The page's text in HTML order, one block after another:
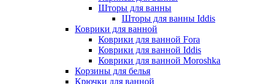
Шторы для ванны
Шторы для ванны Iddis
Коврики для ванной
Коврики для ванной Fora
Коврики для ванной Iddis
Коврики для ванной Moroshka
Корзины для белья
Крючки для ванной